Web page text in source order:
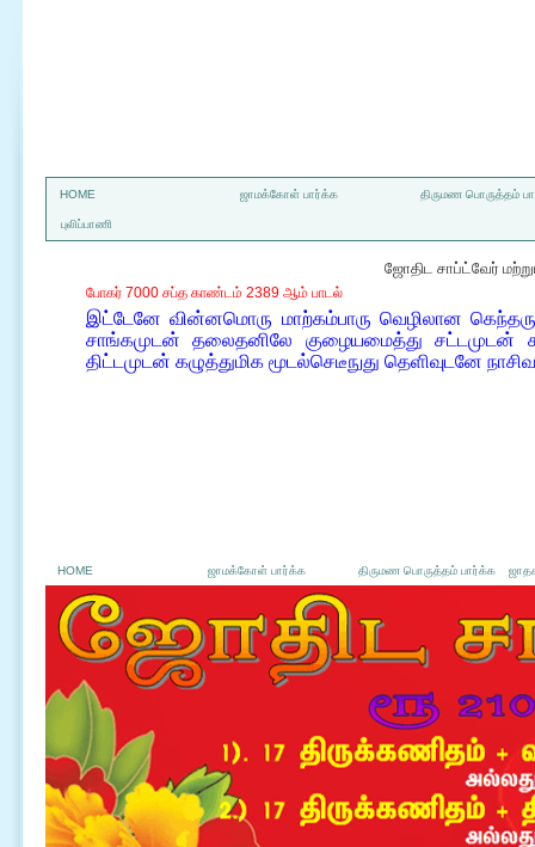
HOME ஜாமக்கோள் பார்க்க திருமண பொருத்தம்
புலிப்பாணி
ஜோதிட சாப்ட்வேர்
போகர் 7000 சப்த காண்டம் 2389 ஆம் பாடல்
இட்டேனே வின்னமொரு மாற்கம்பாரு வெழிலான
சாங்கமுடன் தலைதனிலே குழையமைத்து சட்டமுடன்
திட்டமுடன் கழுத்துமிக மூடல்செடீநுது தெளிவுடனே
HOME ஜாமக்கோள் பார்க்க திருமண பொருத்தம் பார்க்க